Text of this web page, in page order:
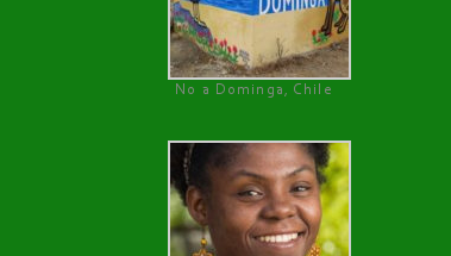
No a Dominga, Chile